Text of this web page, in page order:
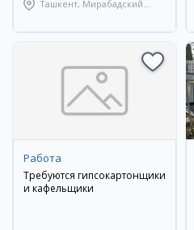
Ташкент, Мирабадский
Работа
Требуются гипсокартонщики
и кафельщики